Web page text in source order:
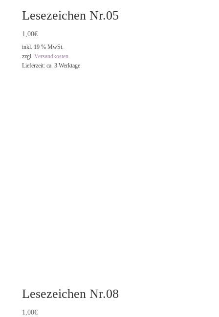
Lesezeichen Nr.05
1,00€
inkl. 19 % MwSt.
zzgl. Versandkosten
Lieferzeit: ca. 3 Werktage
Lesezeichen Nr.08
1,00€